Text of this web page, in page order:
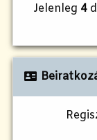
Jelenleg 4